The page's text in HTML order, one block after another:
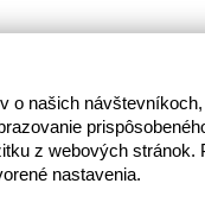
o našich
z webových stránok.
nastavenia.